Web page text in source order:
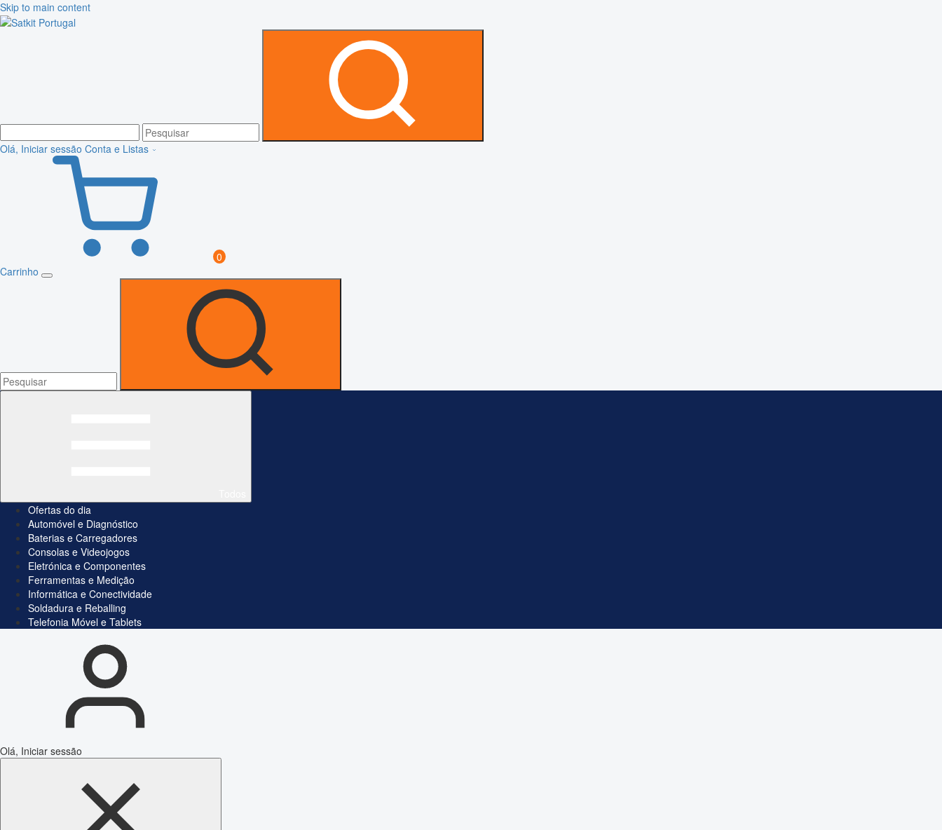
Skip to main content
Olá, Iniciar sessão Conta e Listas
0
Carrinho
Ofertas do dia
Automóvel e Diagnóstico
Baterias e Carregadores
Consolas e Videojogos
Eletrónica e Componentes
Ferramentas e Medição
Informática e Conectividade
Soldadura e Reballing
Telefonia Móvel e Tablets
Olá, Iniciar sessão